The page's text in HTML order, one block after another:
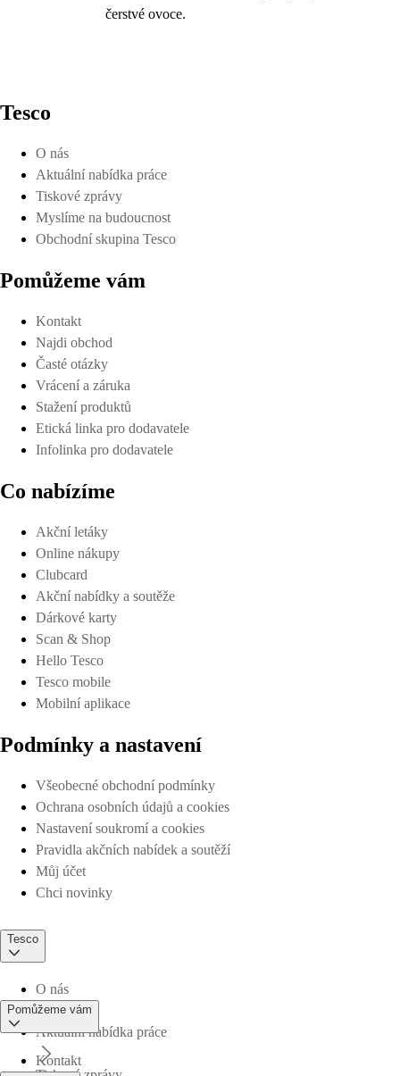
čerstvé ovoce.
Tesco
O nás
Aktuální nabídka práce
Tiskové zprávy
Myslíme na budoucnost
Obchodní skupina Tesco
Pomůžeme vám
Kontakt
Najdi obchod
Časté otázky
Vrácení a záruka
Stažení produktů
Etická linka pro dodavatele
Infolinka pro dodavatele
Co nabízíme
Akční letáky
Online nákupy
Clubcard
Akční nabídky a soutěže
Dárkové karty
Scan & Shop
Hello Tesco
Tesco mobile
Mobilní aplikace
Podmínky a nastavení
Všeobecné obchodní podmínky
Ochrana osobních údajů a cookies
Nastavení soukromí a cookies
Pravidla akčních nabídek a soutěží
Můj účet
Chci novinky
Tesco
O nás
Aktuální nabídka práce
Pomůžeme vám
Kontakt